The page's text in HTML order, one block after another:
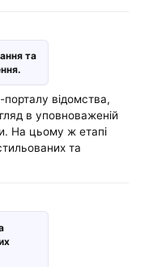
та
відомства,
в уповноваженій
На цьому ж етапі
та